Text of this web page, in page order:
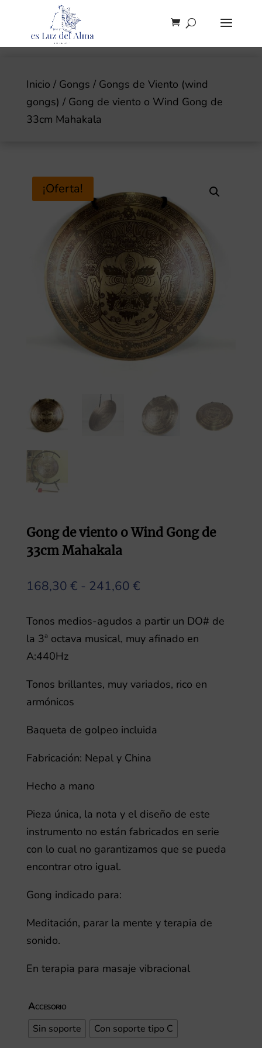
Inicio / Gongs / Gongs de Viento (wind
gongs) / Gong de viento o Wind Gong de
33cm Mahakala
¡Oferta!
Gong de viento o Wind Gong de
33cm Mahakala
168,30 € - 241,60 €Rango
precios:
desde
241,60 €
Tonos medios-agudos a partir un DO# de
la 3ª octava musical, muy afinado en
A:440Hz
Tonos brillantes, muy variados, rico en
armónicos
Baqueta de golpeo incluida
Fabricación: Nepal y China
Hecho a mano
Pieza única, la nota y el diseño de este
instrumento no están fabricados en serie
con lo cual no garantizamos que se pueda
encontrar otro igual.
Gong indicado para:
Meditación, parar la mente y terapia de
sonido.
En terapia para masaje vibracional
Accesorio
Sin soporte
Con soporte tipo C